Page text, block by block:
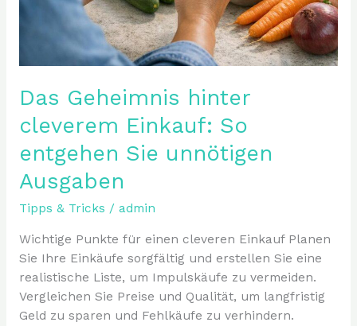
Das Geheimnis hinter
cleverem Einkauf: So
entgehen Sie unnötigen
Ausgaben
Tipps & Tricks / admin
Wichtige Punkte für einen cleveren Einkauf Planen
Sie Ihre Einkäufe sorgfältig und erstellen Sie eine
realistische Liste, um Impulskäufe zu vermeiden.
Vergleichen Sie Preise und Qualität, um langfristig
Geld zu sparen und Fehlkäufe zu verhindern.